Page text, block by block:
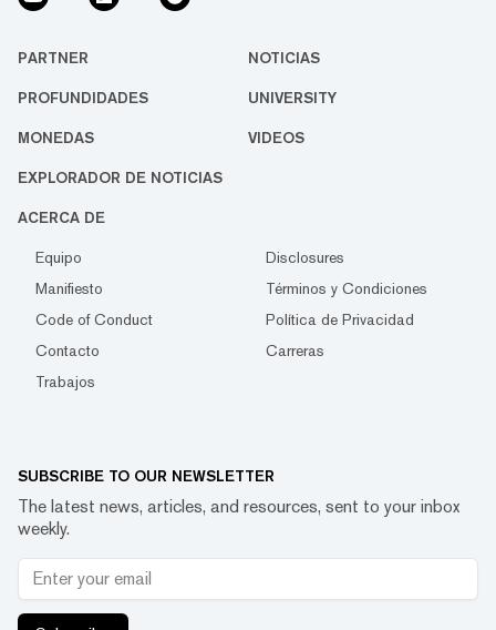
PARTNER NOTICIAS
PROFUNDIDADES UNIVERSITY
MONEDAS VIDEOS
EXPLORADOR DE NOTICIAS
ACERCA DE
Equipo
Disclosures
Manifiesto
Términos y Condiciones
Code of Conduct
Política de Privacidad
Contacto
Carreras
Trabajos
SUBSCRIBE TO OUR NEWSLETTER
The latest news, articles, and resources, sent to your inbox
weekly.